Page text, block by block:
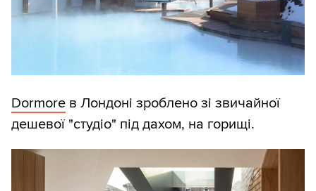
Dormore в Лондоні зроблено зі звичайної
дешевої "студіо" під дахом, на горищі.